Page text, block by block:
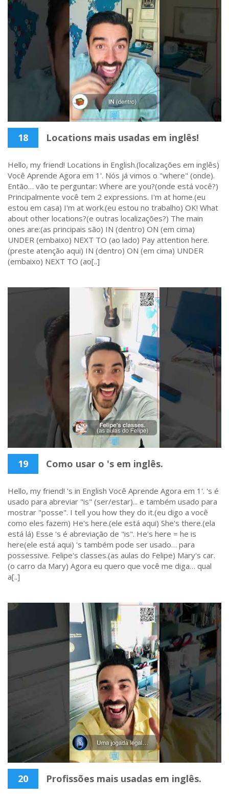
18 Locations mais usadas em inglês!
Hello, my friend! Locations in English.(localizações em inglês)
Você Aprende Agora em 1'. Nós já vimos o "where" (onde).
Então… vão te perguntar: Where are you?(onde está você?)
Principalmente você tem 2 expressions. I'm at home.(eu
estou em casa) I'm at work.(eu estou no trabalho) OK! What
about other locations?(e outras localizações?) The main
ones are:(as principais são) IN (dentro) ON (em cima)
UNDER (embaixo) NEXT TO (ao lado) Pay attention here.
(preste atenção aqui) IN (dentro) ON (em cima) UNDER
(embaixo) NEXT TO (ao[..]
19 Como usar o 's em inglês.
Hello, my friend! 's in English Você Aprende Agora em 1'. 's é
usado para abreviar "is" (ser/estar)... e também usado para
mostrar "posse". I tell you how they do it.(eu digo a você
como eles fazem) He's here.(ele está aqui) She's there.(ela
está lá) Esse 's é abreviação de "is". He's here = he is
here(ele está aqui) 's também pode ser usado… para
possessive. Felipe's classes.(as aulas do Felipe) Mary's car.
(o carro da Mary) Agora eu quero que você me diga… qual
a[..]
20 Profissões mais usadas em inglês.